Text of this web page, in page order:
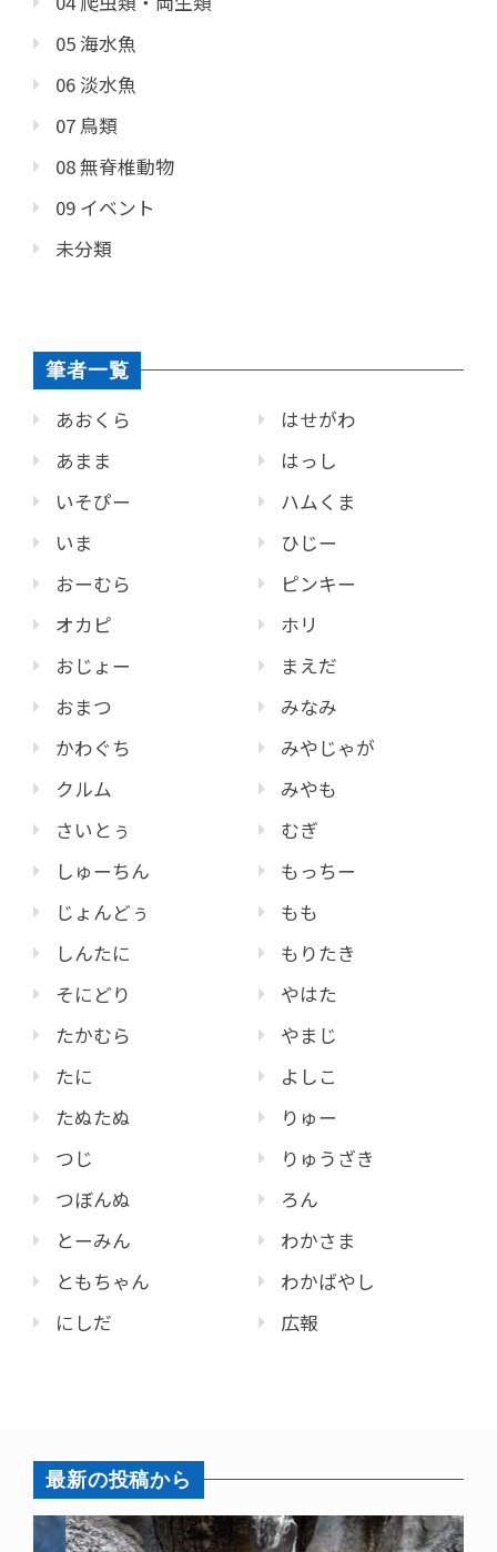
05 海水魚
06 淡水魚
07 鳥類
08 無脊椎動物
09 イベント
未分類
筆者一覧
あおくら
あまま
いそぴー
いま
おーむら
オカピ
おじょー
おまつ
かわぐち
クルム
さいとぅ
しゅーちん
じょんどぅ
しんたに
そにどり
たかむら
たに
たぬたぬ
つじ
つぼんぬ
とーみん
ともちゃん
にしだ
はせがわ
はっし
ハムくま
ひじー
ピンキー
ホリ
まえだ
みなみ
みやじゃが
みやも
むぎ
もっちー
もも
もりたき
やはた
やまじ
よしこ
りゅー
りゅうざき
ろん
わかさま
わかばやし
広報
最新の投稿から